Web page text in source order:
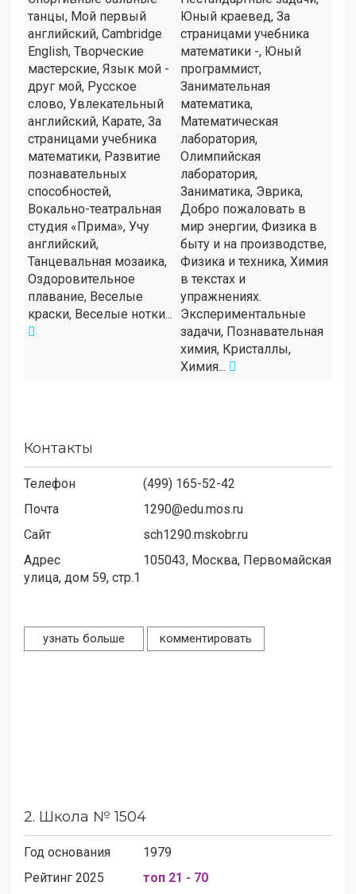
танцы, Мой первый
английский, Cambridge
English, Творческие
мастерские, Язык мой -
друг мой, Русское
слово, Увлекательный
английский, Карате, За
страницами учебника
математики, Развитие
познавательных
способностей,
Вокально-театральная
студия «Прима», Учу
английский,
Танцевальная мозаика,
Оздоровительное
плавание, Веселые
краски, Веселые нотки...
Юный краевед, За
страницами учебника
математики -, Юный
программист,
Занимательная
математика,
Математическая
лаборатория,
Олимпийская
лаборатория,
Заниматика, Эврика,
Добро пожаловать в
мир энергии, Физика в
быту и на производстве,
Физика и техника, Химия
в текстах и
упражнениях.
Экспериментальные
задачи, Познавательная
химия, Кристаллы,
Химия...
Контакты
Телефон
(499) 165-52-42
Почта
1290@edu.mos.ru
Сайт
sch1290.mskobr.ru
Адрес
105043, Москва, Первомайская
улица, дом 59, стр.1
узнать больше комментировать
2. Школа № 1504
Год основания
1979
Рейтинг 2025
топ 21 - 70